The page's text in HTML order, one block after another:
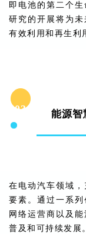
即电池的第二个
研究的开展将为
有效利用和再生利
03 能源智
在电动汽车领域
要素。通过一系
网络运营商以及
普及和可持续发展